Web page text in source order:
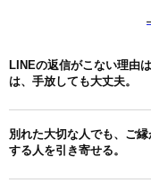
LINEの返信がこない理由
は、手放しても大丈夫。
別れた大切な人でも、ご
する人を引き寄せる。